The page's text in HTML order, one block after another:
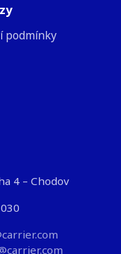
podmínky
4 – Chodov